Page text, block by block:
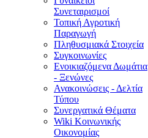
Συνεταιρισμοί
Τοπική Αγροτική
Παραγωγή
Πληθυσμιακά Στοιχεία
Συγκοινωνίες
Ενοικιαζόμενα Δωμάτια
- Ξενώνες
Ανακοινώσεις - Δελτία
Τύπου
Συνεργατικά Θέματα
Wiki Κοινωνικής
Οικονομίας